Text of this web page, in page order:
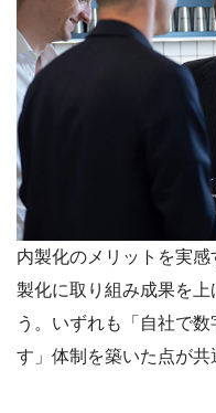
内製化のメリットを実
製化に取り組み成果を上
う。いずれも「自社で
す」体制を築いた点が共